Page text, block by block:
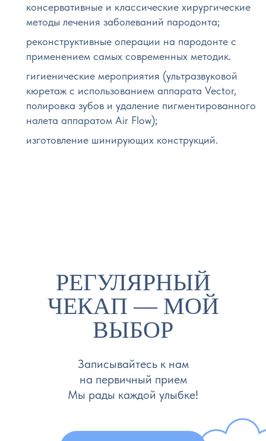
консервативные и классические хирургические
методы лечения заболеваний пародонта;
реконструктивные операции на пародонте с
применением самых современных методик.
гигиенические мероприятия (ультразвуковой
кюретаж с использованием аппарата Vector,
полировка зубов и удаление пигментированного
налета аппаратом Air Flow);
изготовление шинирующих конструкций.
РЕГУЛЯРНЫЙ
ЧЕКАП — МОЙ
ВЫБОР
Записывайтесь к нам
на первичный прием
Мы рады каждой улыбке!